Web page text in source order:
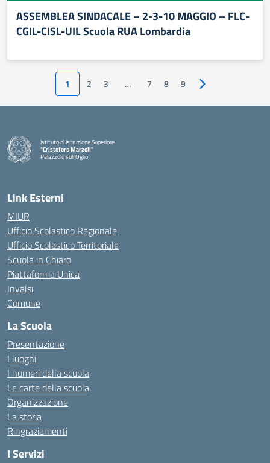
ASSEMBLEA SINDACALE – 2-3-10 MAGGIO – FLC-
CGIL-CISL-UIL Scuola RUA Lombardia
1 2 3 … 7 8 9 Pagina successiva
Istituto di Istruzione Superiore
"Cristoforo Marzoli"
Palazzolo sull'Oglio
— Visita la pagina iniziale della scuola
Link Esterni
MIUR
Ufficio Scolastico Regionale
Ufficio Scolastico Territoriale
Scuola in Chiaro
Piattaforma Unica
Invalsi
Comune
La Scuola
Presentazione
I luoghi
I numeri della scuola
Le carte della scuola
Organizzazione
La storia
Ringraziamenti
I Servizi